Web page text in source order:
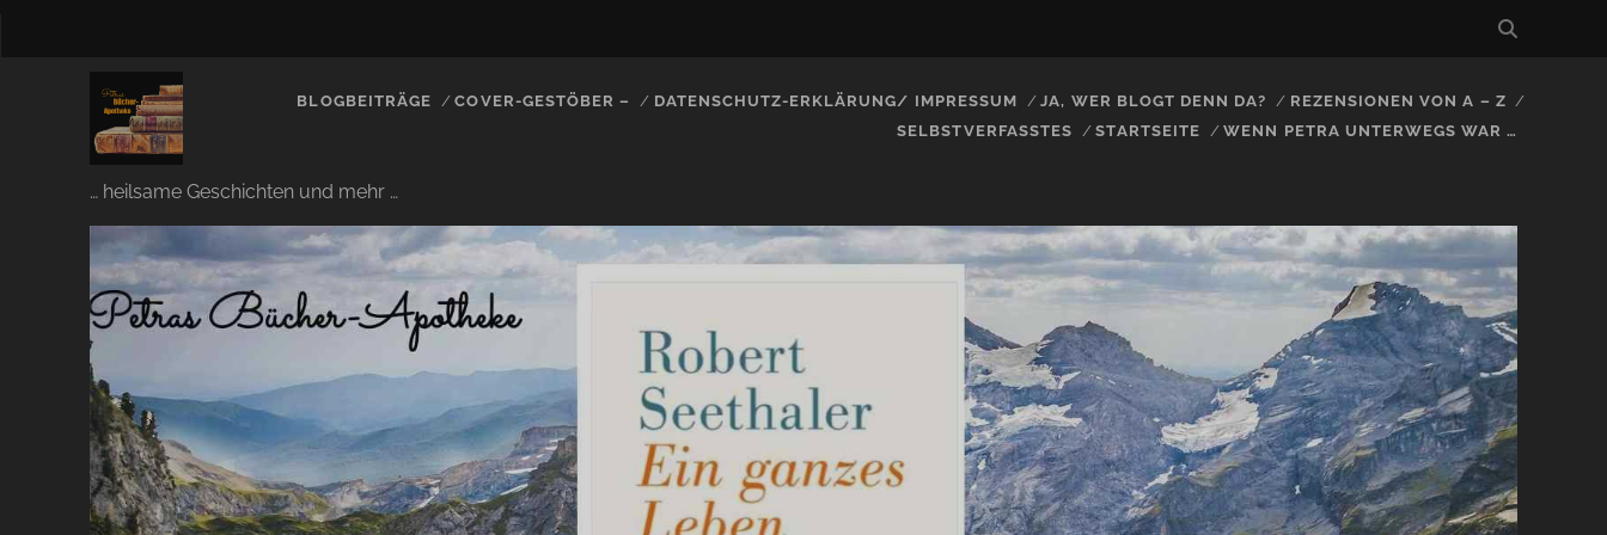
… heilsame Geschichten und mehr …
BLOGBEITRÄGE COVER-GESTÖBER – DATENSCHUTZ-ERKLÄRUNG/ IMPRESSUM JA, WER BLOGT DENN DA?
REZENSIONEN VON A – Z
SELBSTVERFASSTES
STARTSEITE WENN PETRA UNTERWEGS WAR …